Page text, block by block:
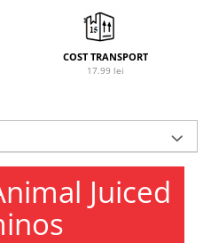
COST TRANSPORT
17.99 lei
Juiced